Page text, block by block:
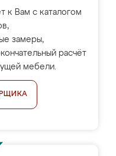
к Вам с каталогом
замеры,
расчёт
мебели.